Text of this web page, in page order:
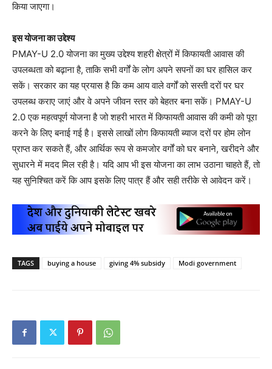
किया जाएगा।
इस योजना का उद्देश्य
PMAY-U 2.0 योजना का मुख्य उद्देश्य शहरी क्षेत्रों में किफायती आवास की
उपलब्धता को बढ़ाना है, ताकि सभी वर्गों के लोग अपने सपनों का घर हासिल कर
सकें। सरकार का यह प्रयास है कि कम आय वाले वर्गों को सस्ती दरों पर घर
उपलब्ध कराए जाएं और वे अपने जीवन स्तर को बेहतर बना सकें। PMAY-U
2.0 एक महत्वपूर्ण योजना है जो शहरी भारत में किफायती आवास की कमी को पूरा
करने के लिए बनाई गई है। इससे लाखों लोग किफायती ब्याज दरों पर होम लोन
प्राप्त कर सकते हैं, और आर्थिक रूप से कमजोर वर्गों को घर बनाने, खरीदने और
सुधारने में मदद मिल रही है। यदि आप भी इस योजना का लाभ उठाना चाहते हैं, तो
यह सुनिश्चित करें कि आप इसके लिए पात्र हैं और सही तरीके से आवेदन करें।
TAGS buying a house giving 4% subsidy Modi government